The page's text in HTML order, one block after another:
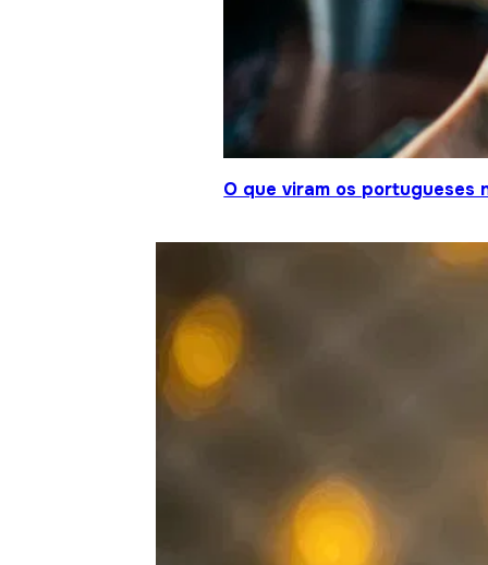
O que viram os portugueses